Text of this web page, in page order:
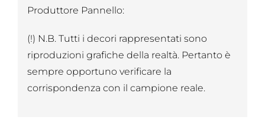
Produttore Pannello:
(!) N.B. Tutti i decori rappresentati sono
riproduzioni grafiche della realtà. Pertanto è
sempre opportuno verificare la
corrispondenza con il campione reale.